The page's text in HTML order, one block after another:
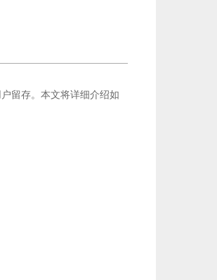
留存。本文将详细介绍如